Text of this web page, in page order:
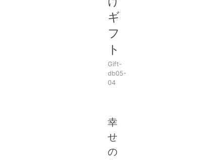
ギ
フ
ト
Gift-
db05-
04
幸
せ
の